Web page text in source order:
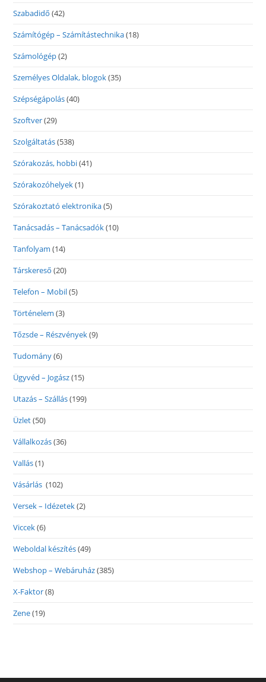
Szabadidő (42)
Számítógép – Számítástechnika(18)
Számológép(2)
Személyes Oldalak, blogok(35)
Szépségápolás(40)
Szoftver(29)
Szolgáltatás(538)
Szórakozás, hobbi(41)
Szórakozóhelyek(1)
Szórakoztató elektronika(5)
Tanácsadás – Tanácsadók(10)
Tanfolyam (14)
Társkereső (20)
Telefon – Mobil(5)
Történelem (3)
Tőzsde – Részvények(9)
Tudomány(6)
Ügyvéd – Jogász(15)
Utazás – Szállás(199)
Üzlet(50)
Vállalkozás(36)
Vallás(1)
Vásárlás (102)
Versek – Idézetek(2)
Viccek(6)
Weboldal készítés(49)
Webshop – Webáruház(385)
X-Faktor(8)
Zene(19)